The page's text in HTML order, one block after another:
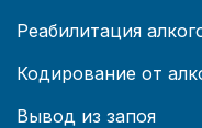
Реабилитация
Кодирование от
Вывод из запоя